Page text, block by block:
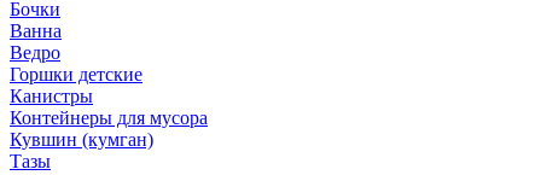
Бочки
Ванна
Ведро
Горшки детские
Канистры
Контейнеры для мусора
Кувшин (кумган)
Тазы